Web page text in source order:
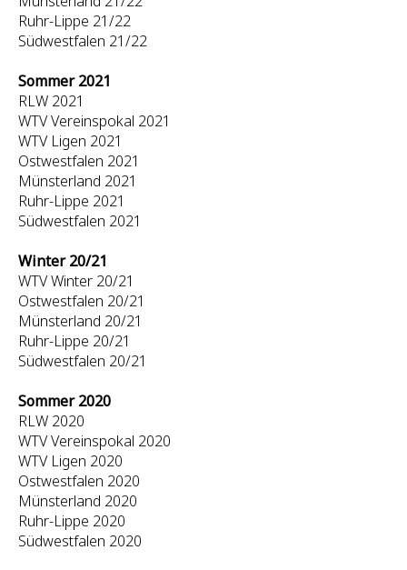
Ruhr-Lippe 21/22
Südwestfalen 21/22
Sommer 2021
RLW 2021
WTV Vereinspokal 2021
WTV Ligen 2021
Ostwestfalen 2021
Münsterland 2021
Ruhr-Lippe 2021
Südwestfalen 2021
Winter 20/21
WTV Winter 20/21
Ostwestfalen 20/21
Münsterland 20/21
Ruhr-Lippe 20/21
Südwestfalen 20/21
Sommer 2020
RLW 2020
WTV Vereinspokal 2020
WTV Ligen 2020
Ostwestfalen 2020
Münsterland 2020
Ruhr-Lippe 2020
Südwestfalen 2020